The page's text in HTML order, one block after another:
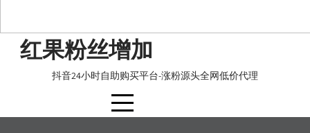
红果粉丝增加
抖音24小时自助购买平台-涨粉源头全网低价代理